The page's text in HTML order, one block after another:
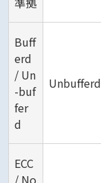
Buff
erd
/ Un
-buf
fer
d
Unbufferd
ECC
/ No